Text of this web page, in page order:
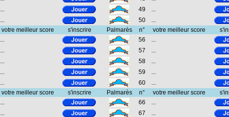
...
...
49
...
50
...
votre meilleur score s'inscrire
Palmarès
...
...
...
...
...
n° votre meilleur score
56
...
57
...
58
...
59
...
60
...
votre meilleur score s'inscrire
Palmarès
...
...
n° votre meilleur score
66
...
67
...